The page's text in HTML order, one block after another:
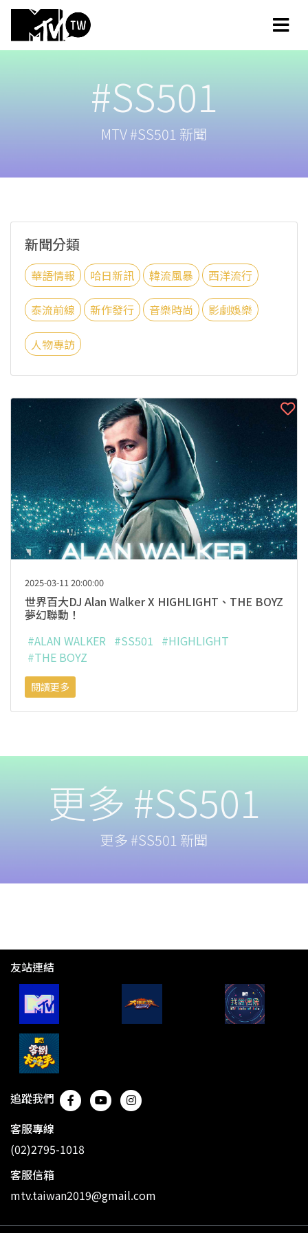
#SS501
MTV #SS501 新聞
新聞分類
華語情報 哈日新訊 韓流風暴 西洋流行
泰流前線 新作發行 音樂時尚 影劇娛樂
人物專訪
2025-03-11 20:00:00
世界百大DJ Alan Walker X HIGHLIGHT、THE BOYZ
夢幻聯動！
#ALAN WALKER #SS501 #HIGHLIGHT
#THE BOYZ
閱讀更多
更多 #SS501
更多 #SS501 新聞
友站連結
追蹤我們
客服專線
(02)2795-1018
客服信箱
mtv.taiwan2019@gmail.com